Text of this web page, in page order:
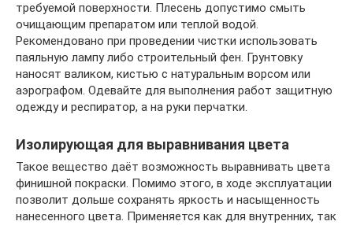
требуемой поверхности. Плесень допустимо смыть
очищающим препаратом или теплой водой.
Рекомендовано при проведении чистки использовать
паяльную лампу либо строительный фен. Грунтовку
наносят валиком, кистью с натуральным ворсом или
аэрографом. Одевайте для выполнения работ защитную
одежду и респиратор, а на руки перчатки.
Изолирующая для выравнивания цвета
Такое вещество даёт возможность выравнивать цвета
финишной покраски. Помимо этого, в ходе эксплуатации
позволит дольше сохранять яркость и насыщенность
нанесенного цвета. Применяется как для внутренних, так